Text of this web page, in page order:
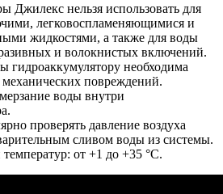
Джилекс нельзя использовать для
легковоспламеняющимися и
жидкостями, а также для воды
и волокнистых включений.
гидроаккумулятору необходима
повреждений.
воды внутри
проверять давление воздуха
сливом воды из системы.
от +1 до +35 °C.